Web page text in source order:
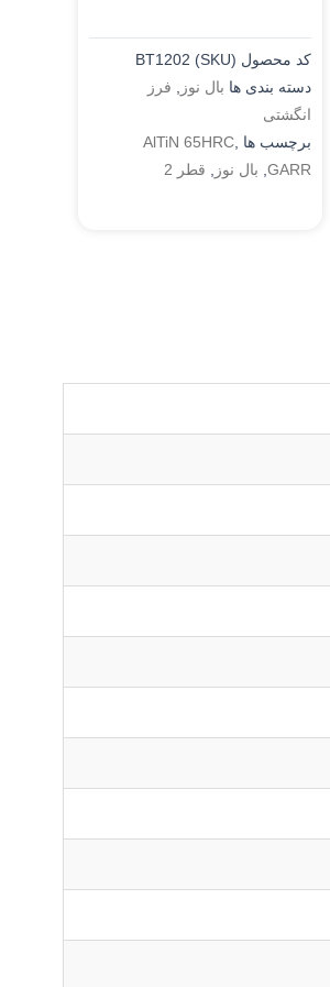
کد محصول (SKU)
BT1202
دسته بندی ها بال نوز
فرز
انگشتی
برچسب ها AlTiN 65HRC
GARR بال نوز قطر 2